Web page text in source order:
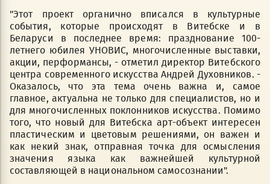
"Этот проект органично вписался в культурные
события, которые происходят в Витебске и в
Беларуси в последнее время: празднование 100-
летнего юбилея УНОВИС, многочисленные выставки,
акции, перформансы, - отметил директор Витебского
центра современного искусства Андрей Духовников. -
Оказалось, что эта тема очень важна и, самое
главное, актуальна не только для специалистов, но и
для многочисленных поклонников искусства. Помимо
того, что новый для Витебска арт-объект интересен
пластическим и цветовым решениями, он важен и
как некий знак, отправная точка для осмысления
значения языка как важнейшей культурной
составляющей в национальном самосознании".